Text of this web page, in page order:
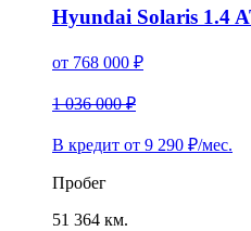
Hyundai Solaris 1.4
от 768 000 ₽
1 036 000 ₽
В кредит от 9 290 ₽/мес.
Пробег
51 364 км.